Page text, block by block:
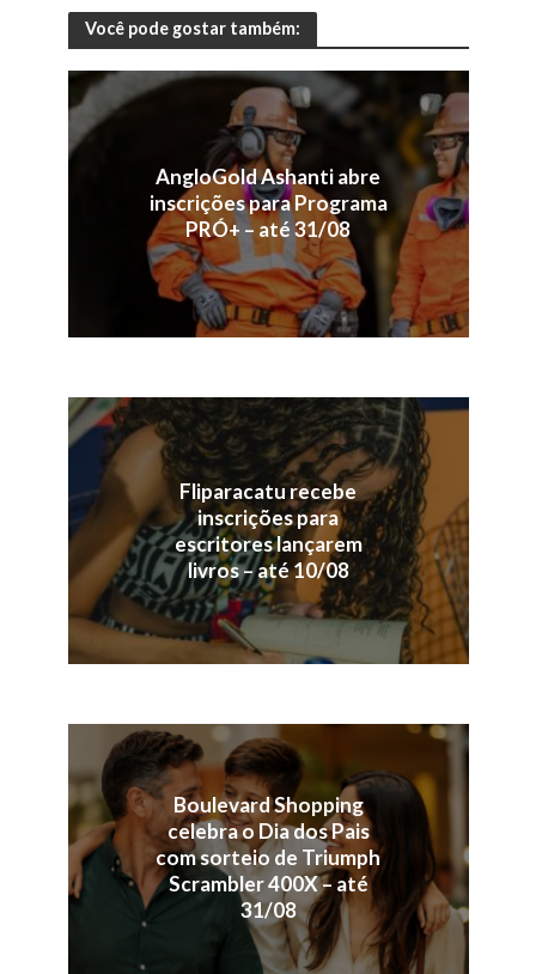
Você pode gostar também:
AngloGold Ashanti abre
inscrições para Programa
PRÓ+ – até 31/08
Fliparacatu recebe
inscrições para
escritores lançarem
livros – até 10/08
Boulevard Shopping
celebra o Dia dos Pais
com sorteio de Triumph
Scrambler 400X – até
31/08